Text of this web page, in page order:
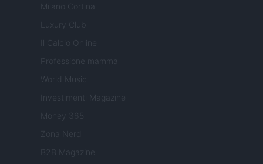
Milano Cortina
Luxury Club
Il Calcio Online
Professione mamma
World Music
Investimenti Magazine
Money 365
Zona Nerd
B2B Magazine